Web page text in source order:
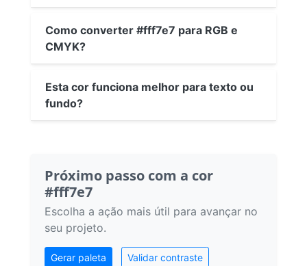
Como converter #fff7e7 para RGB e
CMYK?
Esta cor funciona melhor para texto ou
fundo?
Próximo passo com a cor
#fff7e7
Escolha a ação mais útil para avançar no
seu projeto.
Gerar paleta
Validar contraste